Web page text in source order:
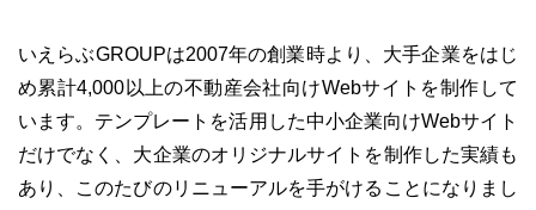
いえらぶGROUPは2007年の創業時より、大手企業をはじ
め累計4,000以上の不動産会社向けWebサイトを制作して
います。テンプレートを活用した中小企業向けWebサイト
だけでなく、大企業のオリジナルサイトを制作した実績も
あり、このたびのリニューアルを手がけることになりまし